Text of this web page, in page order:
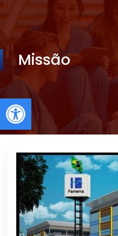
Abrir a
Missão